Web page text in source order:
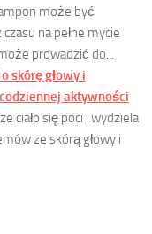
może być
na pełne mycie
prowadzić do...
skórę głowy i
aktywności
ciało się poci i wydziela
ze skórą głowy i